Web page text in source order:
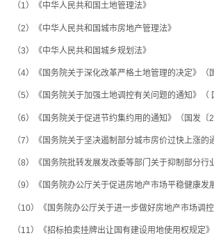
（1）《中华人民共和国土地管理法》
（2）《中华人民共和国城市房地产管理法》
（3）《中华人民共和国城乡规划法》
（4）《国务院关于深化改革严格土地管理的决定》（
（5）《国务院关于加强土地调控有关问题的通知》（
（6）《国务院关于促进节约集约用的通知》（国发〔
（7）《国务院关于坚决遏制部分城市房价过快上涨的
（8）《国务院批转发展发改委等部门关于抑制部分行
（9）《国务院办公厅关于促进房地产市场平稳健康发
（10）《国务院办公厅关于进一步做好房地产市场调控
（11）《招标拍卖挂牌出让国有建设用地使用权规定》